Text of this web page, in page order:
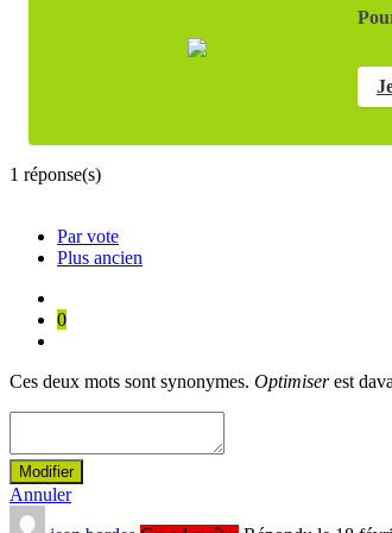
1 réponse(s)
Par vote
Plus ancien
0
Ces deux mots sont synonymes. Optimiserest
Modifier
Annuler